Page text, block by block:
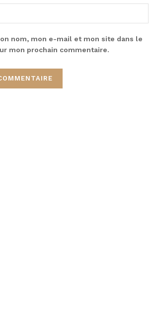
nom, mon e-mail et mon site dans le
mon prochain commentaire.